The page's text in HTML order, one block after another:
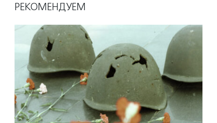
РЕКОМЕНДУЕМ